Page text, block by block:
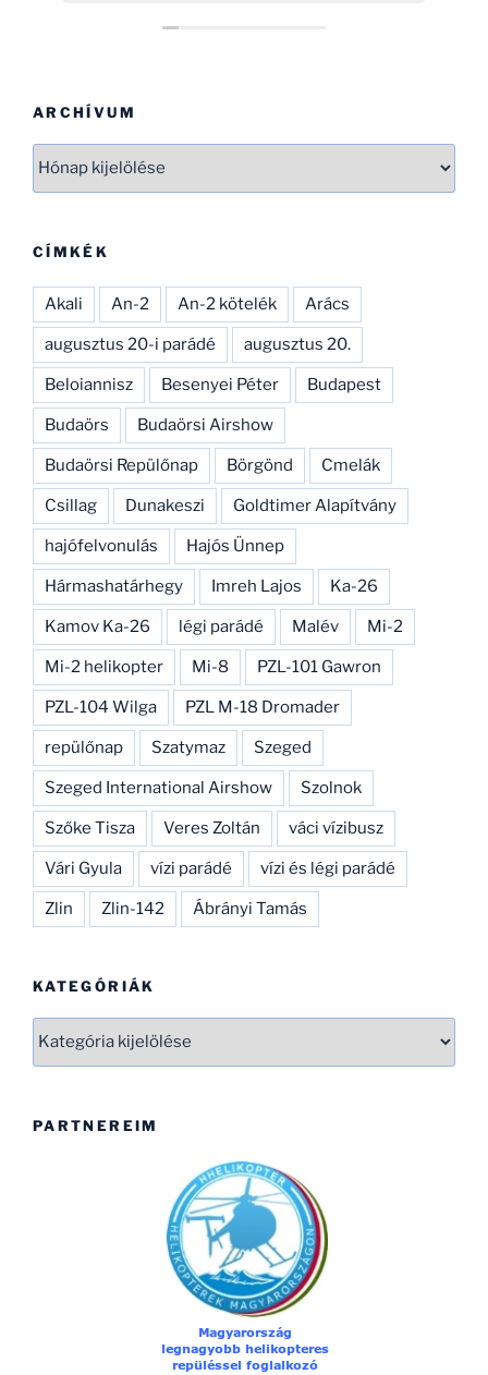
helikopterrel (MI2) kapcsolatban tudok
ARCHÍVUM
CÍMKÉK
Akali An-2 An-2 kötelék Arács
augusztus 20-i parádé augusztus 20.
Beloiannisz Besenyei Péter Budapest
Budaörs Budaörsi Airshow
Budaörsi Repülőnap Börgönd Cmelák
Csillag Dunakeszi Goldtimer Alapítvány
hajófelvonulás Hajós Ünnep
Hármashatárhegy Imreh Lajos Ka-26
Kamov Ka-26 légi parádé Malév Mi-2
Mi-2 helikopter Mi-8 PZL-101 Gawron
PZL-104 Wilga PZL M-18 Dromader
repülőnap Szatymaz Szeged
Szeged International Airshow Szolnok
Szőke Tisza Veres Zoltán váci vízibusz
Vári Gyula vízi parádé vízi és légi parádé
Zlin Zlin-142 Ábrányi Tamás
KATEGÓRIÁK
PARTNEREIM